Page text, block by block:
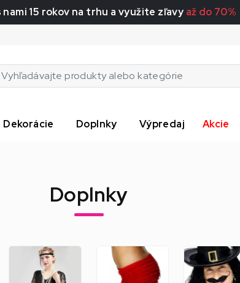
nami 15 rokov na trhu a využite zľavy až do 70%
Dekorácie Doplnky Výpredaj Akcie
Doplnky